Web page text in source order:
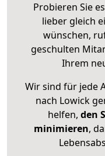
Probieren Sie
lieber gleich
wünschen,
geschulten
Ihrem
Wir sind für jede
nach Lowick
helfen, den
minimieren,